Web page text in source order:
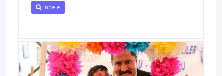
İncele